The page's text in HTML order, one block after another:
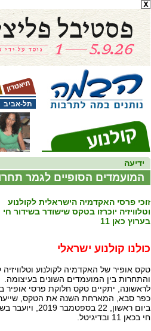
תל-אביב
ידיעה
המועמדים הסופיים לגמר
זוכי פרסי האקדמיה הישראלית לקולנוע
וטלוויזיה יוכרזו בטקס שישודר בשידור חי
בערוץ כאן 11
כולנו קולנוע ישראלי
טקס אופיר של האקדמיה לקולנוע וטלוויזיה
והתחרות בין המועמדים השונים בעיצומה.
לראשונה, יתקיים טקס חלוקת פרסי אופיר
כפר סבא, המארחת השנה את הטקס,
ביום ראשון, 22 בספטמבר 2019,
חי בכאן 11 ובדיגיטל.